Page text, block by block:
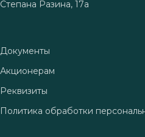
Степана Разина, 17а
Документы
Акционерам
Реквизиты
Политика обработки